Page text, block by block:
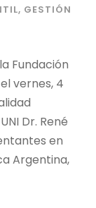
, GESTIÓN
Fundación
vernes, 4
Dr. René
en
Argentina,